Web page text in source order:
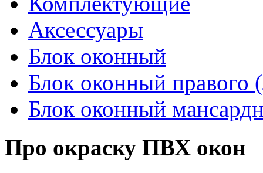
Аксессуары
Блок оконный
Блок оконный правого
Блок оконный
Про окраску ПВХ окон